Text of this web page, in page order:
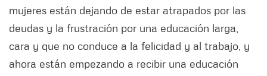
mujeres están dejando de estar atrapados por las
deudas y la frustración por una educación larga,
cara y que no conduce a la felicidad y al trabajo, y
ahora están empezando a recibir una educación